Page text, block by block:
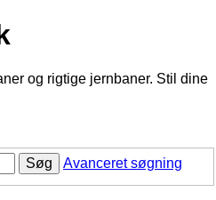
og rigtige jernbaner. Stil dine
Søg Avanceret søgning